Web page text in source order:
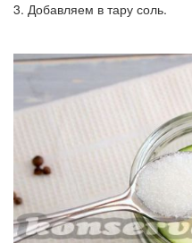
3. Добавляем в тару соль.